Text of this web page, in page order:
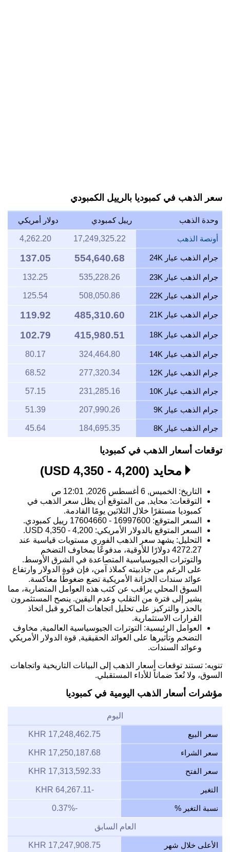
سعر الذهب في كمبوديا بالرييل الكمبودي
وحدة الذهب رييل كمبودي دولار أمريكي
أونصة الذهب 17,249,325.22
4,262.20
جرام الذهب عيار 24K 554,640.68
137.05
جرام الذهب عيار 23K 535,228.26
132.25
جرام الذهب عيار 22K 508,050.86
125.54
جرام الذهب عيار 21K 485,310.60
119.92
جرام الذهب عيار 18K 415,980.51
102.79
جرام الذهب عيار 14K 324,464.80
80.17
جرام الذهب عيار 12K 277,320.34
68.52
جرام الذهب عيار 10K 231,285.16
57.15
جرام الذهب عيار 9K 207,990.26
51.39
جرام الذهب عيار 8K 184,695.35
45.64
توقعات أسعار الذهب في كمبوديا
محايد (4,200 - 4,350 USD)
التاريخ: الخميس, 6 أغسطس 2026, 12:01 ص
التوقعات: محايد, من المتوقع أن يظل سعر الذهب في
كمبوديا مستقرًا خلال الثلاثين يومًا القادمة.
السعر المتوقع: 16997600 - 17604660 رييل كمبودي.
السعر المتوقع بالدولار الأمريكي: 4,200 - 4,350 USD.
التحليل: يشهد سعر الذهب الفوري مستويات قياسية عند
4272.27 دولارًا للأوقية، مدفوعًا بمخاوف التضخم
والتوترات الجيوسياسية المتصاعدة في الشرق الأوسط.
على الرغم من جاذبيته كملاذ آمن، فإن قوة الدولار وارتفاع
عوائد سندات الخزانة الأمريكية تضع ضغوطًا معاكسة.
السوق المحلي يراقب عن كثب هذه العوامل المتضاربة، مما
يشير إلى فترة من التقلب وعدم اليقين. ينصح المستثمرون
بالحذر والتركيز على تحليل اتجاهات الماكرو قبل اتخاذ
القرارات الاستثمارية.
العوامل الرئيسية: التوترات الجيوسياسية العالمية, مخاوف
التضخم وتأثيرها على العوائد الحقيقية, قوة الدولار الأمريكي
وعوائد السندات.
تنويه: تستند توقعات أسعار الذهب إلى البيانات التاريخية واتجاهات
السوق، ولا تُعدّ ضماناً للأداء المستقبلي.
مؤشرات أسعار الذهب اليومية في كمبوديا
اليوم
سعر البيع 17,248,462.75 KHR
سعر الشراء 17,250,187.68 KHR
سعر الفتح 17,313,592.33 KHR
التغير -64,267.11 KHR
نسبة التغير % -0.37%
العام السابق
الأعلى خلال شهر 17,247,908.75 KHR